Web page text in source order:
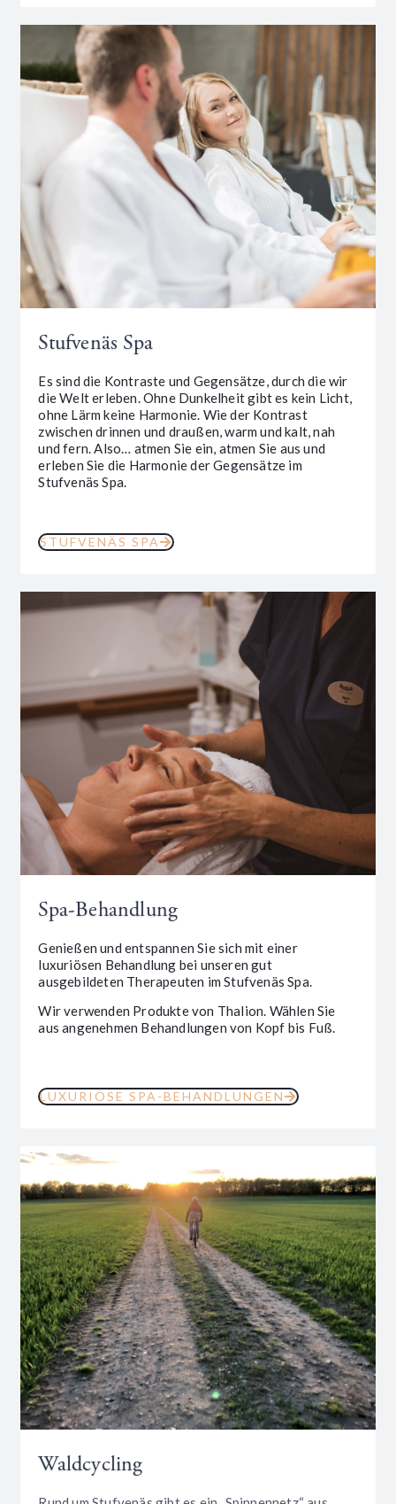
Stufvenäs Spa
Es sind die Kontraste und Gegensätze, durch die wir
die Welt erleben. Ohne Dunkelheit gibt es kein Licht,
ohne Lärm keine Harmonie. Wie der Kontrast
zwischen drinnen und draußen, warm und kalt, nah
und fern. Also… atmen Sie ein, atmen Sie aus und
erleben Sie die Harmonie der Gegensätze im
Stufvenäs Spa.
STUFVENÄS SPA
Spa-Behandlung
Genießen und entspannen Sie sich mit einer
luxuriösen Behandlung bei unseren gut
ausgebildeten Therapeuten im Stufvenäs Spa.
Wir verwenden Produkte von Thalion. Wählen Sie
aus angenehmen Behandlungen von Kopf bis Fuß.
LUXURIÖSE SPA-BEHANDLUNGEN
Waldcycling